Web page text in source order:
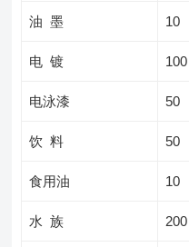
油 墨 10
电 镀 100
电泳漆 50
饮 料 50
食用油 10
水 族 200